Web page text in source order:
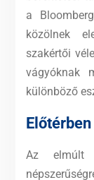
a
közölnek
szakértői
vágyóknak
különböző
Az elmúlt